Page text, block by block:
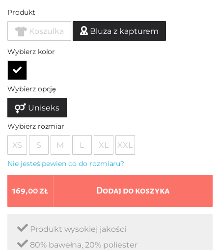
Produkt
Koszulka Bluza z kapturem
Wybierz kolor
Wybierz opcję
Uniseks
Wybierz rozmiar
XS S M L XL XXL
Nie jesteś pewien co do rozmiaru?
169,00 zł Dodaj do koszyka
Produkt wysokiej jakości
80% bawełna, 20% poliester